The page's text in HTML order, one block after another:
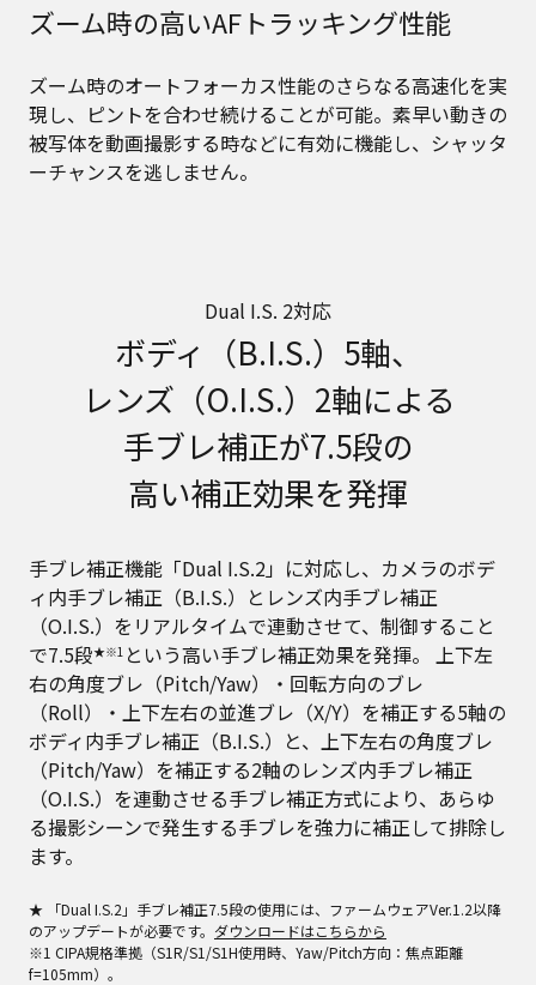
ズーム時の高いAFトラッキング性能
ズーム時のオートフォーカス性能のさらなる高速化を実
現し、ピントを合わせ続けることが可能。素早い動きの
被写体を動画撮影する時などに有効に機能し、シャッタ
ーチャンスを逃しません。
Dual I.S. 2対応
ボディ（B.I.S.）5軸、
レンズ（O.I.S.）2軸による
手ブレ補正が7.5段の
高い補正効果を発揮
手ブレ補正機能「Dual I.S.2」に対応し、カメラのボデ
ィ内手ブレ補正（B.I.S.）とレンズ内手ブレ補正
（O.I.S.）をリアルタイムで連動させて、制御すること
で7.5段★※1 という高い手ブレ補正効果を発揮。 上下左
右の角度ブレ（Pitch/Yaw）・回転方向のブレ
（Roll）・上下左右の並進ブレ（X/Y）を補正する5軸の
ボディ内手ブレ補正（B.I.S.）と、上下左右の角度ブレ
（Pitch/Yaw）を補正する2軸のレンズ内手ブレ補正
（O.I.S.）を連動させる手ブレ補正方式により、あらゆ
る撮影シーンで発生する手ブレを強力に補正して排除し
ます。
★ 「Dual I.S.2」手ブレ補正7.5段の使用には、ファームウェアVer.1.2以降
のアップデートが必要です。 ダウンロードはこちらから
※1 CIPA規格準拠（S1R/S1/S1H使用時、Yaw/Pitch方向：焦点距離
f=105mm）。